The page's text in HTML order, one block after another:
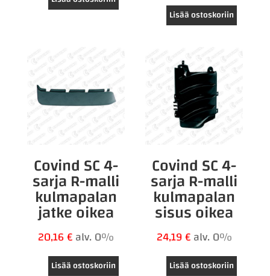
Lisää ostoskoriin
Covind SC 4-
sarja R-malli
kulmapalan
jatke oikea
20,16€alv. 0%
Lisää ostoskoriin
Covind SC 4-
sarja R-malli
kulmapalan
sisus oikea
24,19€alv. 0%
Lisää ostoskoriin